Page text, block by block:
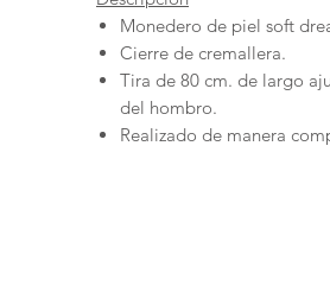
Monedero de piel soft
Cierre de cremallera.
Tira de 80 cm. de largo
del hombro.
Realizado de manera